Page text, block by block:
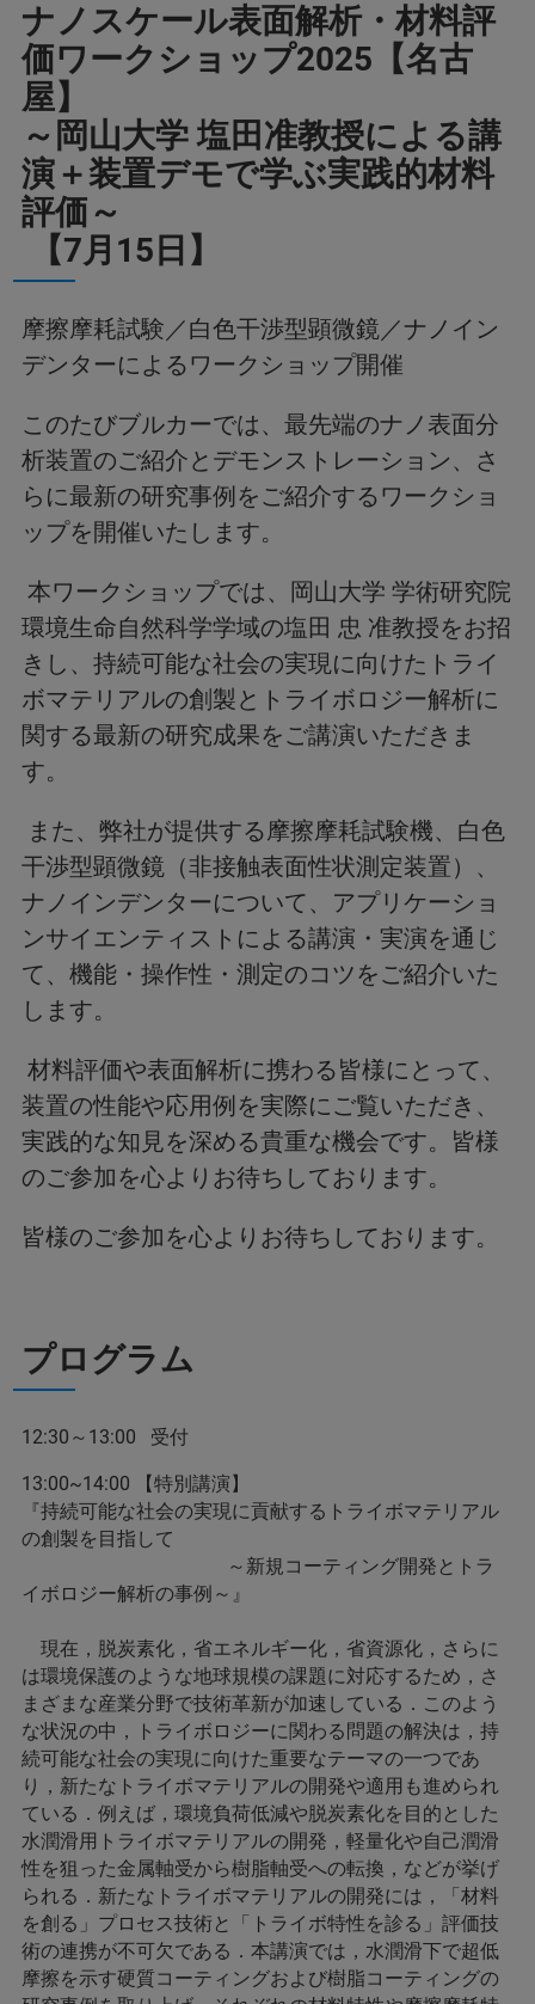
ナノスケール表面解析・材料評
価ワークショップ2025【名古
屋】
～岡山大学 塩田准教授による講
演＋装置デモで学ぶ実践的材料
評価～
【7月15日】
摩擦摩耗試験／白色干渉型顕微鏡／ナノイン
デンターによるワークショップ開催
このたびブルカーでは、最先端のナノ表面分
析装置のご紹介とデモンストレーション、さ
らに最新の研究事例をご紹介するワークショ
ップを開催いたします。
本ワークショップでは、岡山大学 学術研究院
環境生命自然科学学域の塩田 忠 准教授をお招
きし、持続可能な社会の実現に向けたトライ
ボマテリアルの創製とトライボロジー解析に
関する最新の研究成果をご講演いただきま
す。
また、弊社が提供する摩擦摩耗試験機、白色
干渉型顕微鏡（非接触表面性状測定装置）、
ナノインデンターについて、アプリケーショ
ンサイエンティストによる講演・実演を通じ
て、機能・操作性・測定のコツをご紹介いた
します。
材料評価や表面解析に携わる皆様にとって、
装置の性能や応用例を実際にご覧いただき、
実践的な知見を深める貴重な機会です。皆様
のご参加を心よりお待ちしております。
皆様のご参加を心よりお待ちしております。
プログラム
12:30～13:00 受付
13:00~14:00 【特別講演】
『持続可能な社会の実現に貢献するトライボマテリアル
の創製を目指して
～新規コーティング開発とトラ
イボロジー解析の事例～』
現在，脱炭素化，省エネルギー化，省資源化，さらに
は環境保護のような地球規模の課題に対応するため，さ
まざまな産業分野で技術革新が加速している．このよう
な状況の中，トライボロジーに関わる問題の解決は，持
続可能な社会の実現に向けた重要なテーマの一つであ
り，新たなトライボマテリアルの開発や適用も進められ
ている．例えば，環境負荷低減や脱炭素化を目的とした
水潤滑用トライボマテリアルの開発，軽量化や自己潤滑
性を狙った金属軸受から樹脂軸受への転換，などが挙げ
られる．新たなトライボマテリアルの開発には，「材料
を創る」プロセス技術と「トライボ特性を診る」評価技
術の連携が不可欠である．本講演では，水潤滑下で超低
摩擦を示す硬質コーティングおよび樹脂コーティングの